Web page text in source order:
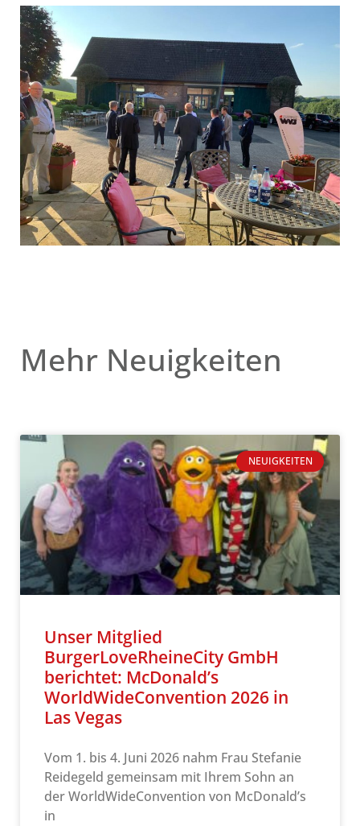
Mehr Neuigkeiten
NEUIGKEITEN
Unser Mitglied
BurgerLoveRheineCity GmbH
berichtet: McDonald’s
WorldWideConvention 2026 in
Las Vegas
Vom 1. bis 4. Juni 2026 nahm Frau Stefanie
Reidegeld gemeinsam mit Ihrem Sohn an
der WorldWideConvention von McDonald’s
in